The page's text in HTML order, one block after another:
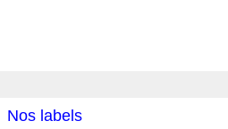
Nos labels